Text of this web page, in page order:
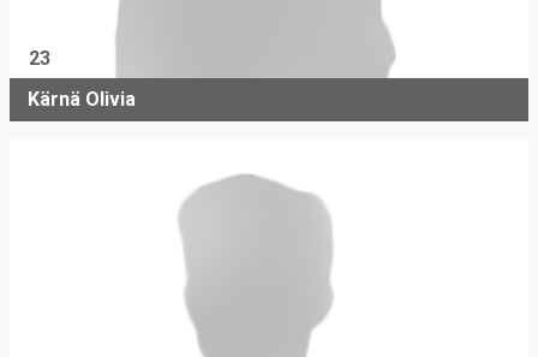
23
Kärnä Olivia